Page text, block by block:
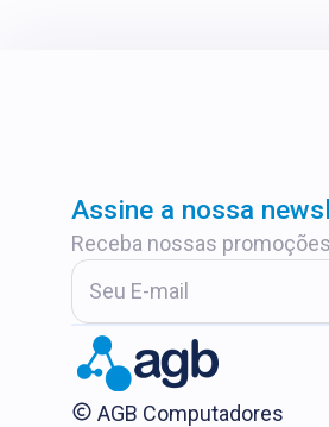
Assine a nossa
Receba nossas
AGB Computadores